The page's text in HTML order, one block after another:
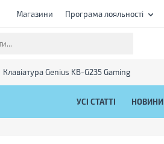
Магазини Програма лояльності
Клавіатура Genius KB-G235 Gaming
УСІ СТАТТІ НОВИНИ